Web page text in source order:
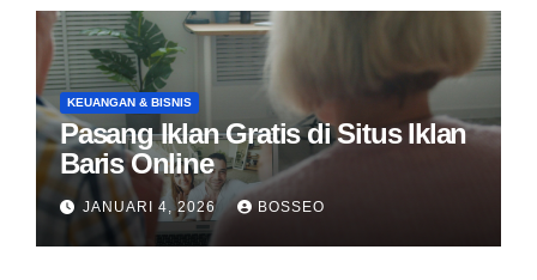
KEUANGAN & BISNIS
Pasang Iklan Gratis di Situs Iklan
Baris Online
JANUARI 4, 2026 BOSSEO